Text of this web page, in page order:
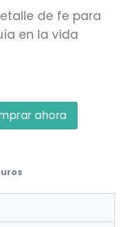
de fe para
en la vida
ahora